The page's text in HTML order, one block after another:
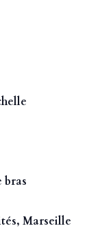
bras
Marseille